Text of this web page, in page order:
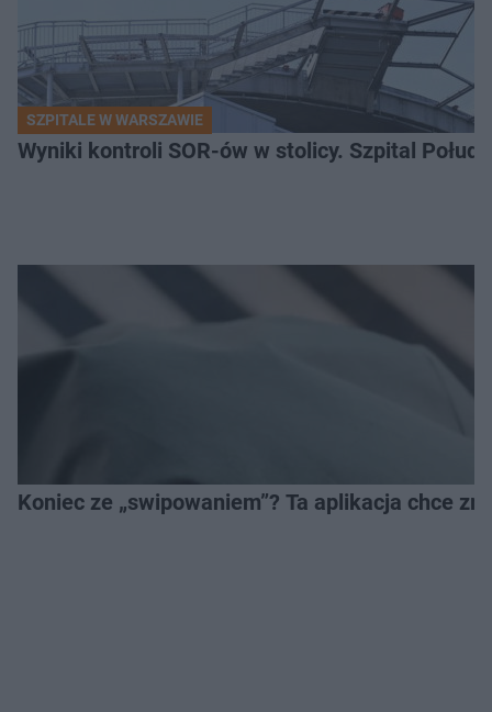
SZPITALE W WARSZAWIE
Wyniki kontroli SOR-ów w stolicy. Szpital
Koniec ze „swipowaniem”? Ta aplikacja chce